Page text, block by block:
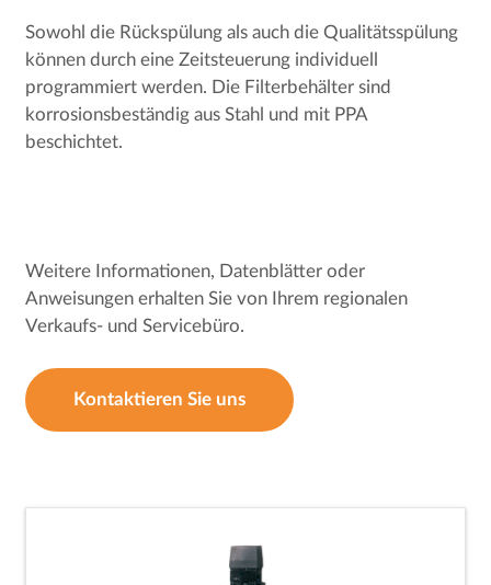
Sowohl die Rückspülung als auch die Qualitätsspülung
können durch eine Zeitsteuerung individuell
programmiert werden. Die Filterbehälter sind
korrosionsbeständig aus Stahl und mit PPA
beschichtet.
Weitere Informationen, Datenblätter oder
Anweisungen erhalten Sie von Ihrem regionalen
Verkaufs- und Servicebüro.
Kontaktieren Sie uns